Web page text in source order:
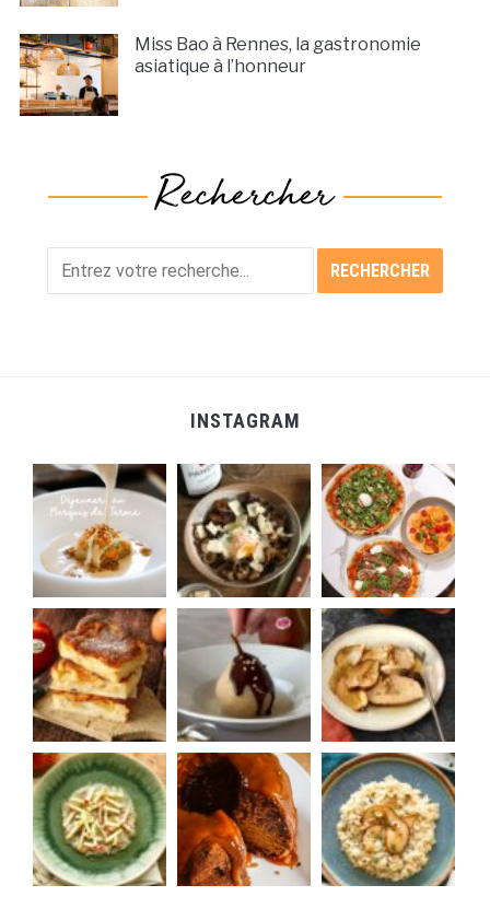
Miss Bao à Rennes, la gastronomie
asiatique à l’honneur
INSTAGRAM